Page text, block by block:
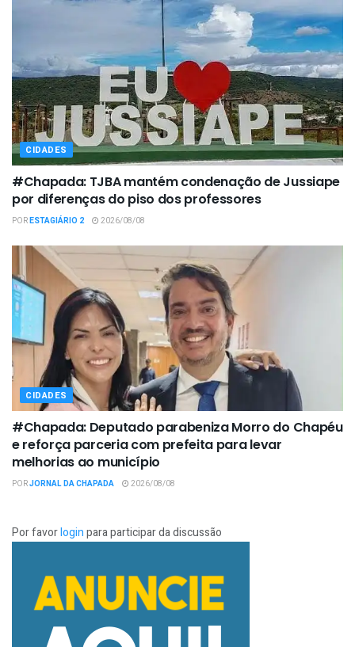
CIDADES
#Chapada: TJBA mantém condenação de Jussiape
por diferenças do piso dos professores
PORESTAGIÁRIO 2 2026/08/08
CIDADES
#Chapada: Deputado parabeniza Morro do Chapéu
e reforça parceria com prefeita para levar
melhorias ao município
PORJORNAL DA CHAPADA 2026/08/08
Por favorloginpara participar da discussão